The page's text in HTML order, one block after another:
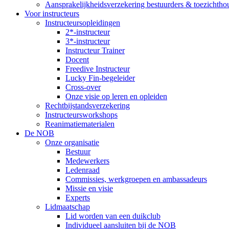
Aansprakelijkheidsverzekering bestuurders &
Voor instructeurs
Instructeursopleidingen
2*-instructeur
3*-instructeur
Instructeur Trainer
Docent
Freedive Instructeur
Lucky Fin-begeleider
Cross-over
Onze visie op leren en opleiden
Rechtbijstandsverzekering
Instructeursworkshops
Reanimatiematerialen
De NOB
Onze organisatie
Bestuur
Medewerkers
Ledenraad
Commissies, werkgroepen en ambassadeurs
Missie en visie
Experts
Lidmaatschap
Lid worden van een duikclub
Individueel aansluiten bij de NOB